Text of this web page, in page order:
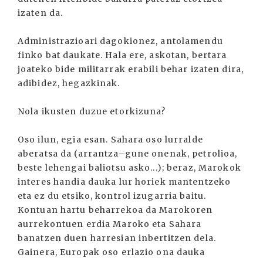
izaten da.
Administrazioari dagokionez, antolamendu
finko bat daukate. Hala ere, askotan, bertara
joateko bide militarrak erabili behar izaten dira,
adibidez, hegazkinak.
Nola ikusten duzue etorkizuna?
Oso ilun, egia esan. Sahara oso lurralde
aberatsa da (arrantza–gune onenak, petrolioa,
beste lehengai baliotsu asko...); beraz, Marokok
interes handia dauka lur horiek mantentzeko
eta ez du etsiko, kontrol izugarria baitu.
Kontuan hartu beharrekoa da Marokoren
aurrekontuen erdia Maroko eta Sahara
banatzen duen harresian inbertitzen dela.
Gainera, Europak oso erlazio ona dauka